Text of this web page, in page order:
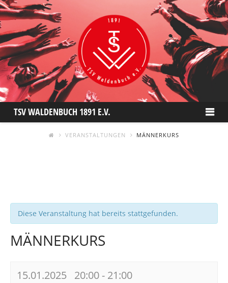
TSV
WALDENBUCH
E.V.
TSV WALDENBUCH 1891 E.V.
VERANSTALTUNGEN MÄNNERKURS
Diese Veranstaltung hat bereits stattgefunden.
MÄNNERKURS
15.01.2025 20:00 - 21:00